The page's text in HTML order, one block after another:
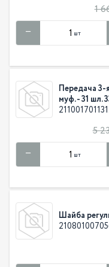
1
шт
Передача 3-
муф. - 31 шл.
5
шт
Шайба